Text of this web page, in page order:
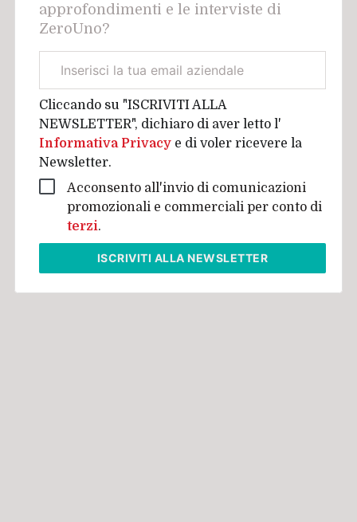
approfondimenti e le interviste di
ZeroUno?
aziendale
Cliccando su "ISCRIVITI ALLA
NEWSLETTER", dichiaro di aver letto l'
Informativa Privacy e di voler ricevere la
Newsletter.
Acconsento all'invio di comunicazioni
promozionali e commerciali per conto di
terzi.
ISCRIVITI ALLA NEWSLETTER